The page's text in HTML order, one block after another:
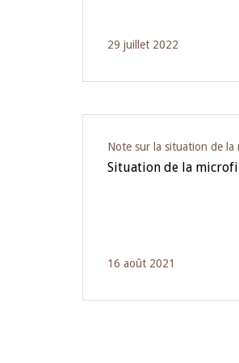
29 juillet 2022
Note sur la situation de la
Situation de la
16 août 2021